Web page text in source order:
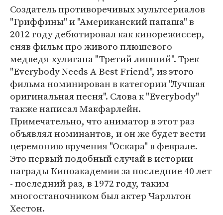
Создатель противоречивых мультсериалов
"Гриффины" и "Американский папаша" в
2012 году дебютировал как кинорежиссер,
сняв фильм про живого плюшевого
медведя-хулигана "Третий лишний". Трек
"Everybody Needs A Best Friend", из этого
фильма номинирован в категории "Лучшая
оригинальная песня". Слова к "Everybody"
также написал Макфарлейн.
Примечательно, что аниматор в этот раз
объявлял номинантов, и он же будет вести
церемонию вручения "Оскара" в феврале.
Это первый подобный случай в истории
награды Киноакадемии за последние 40 лет
- последний раз, в 1972 году, таким
многостаночником был актер Чарльтон
Хестон.